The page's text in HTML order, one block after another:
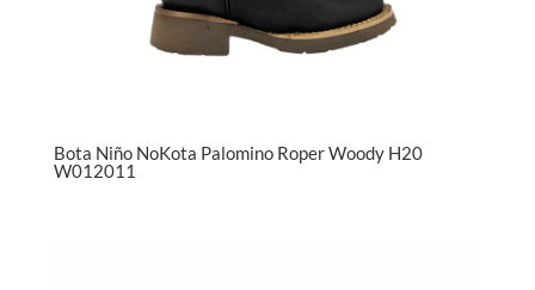
Bota Niño NoKota Palomino Roper Woody H20
W012011